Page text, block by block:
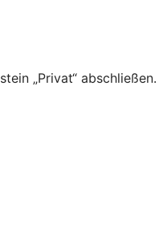
„Privat“ abschließen.